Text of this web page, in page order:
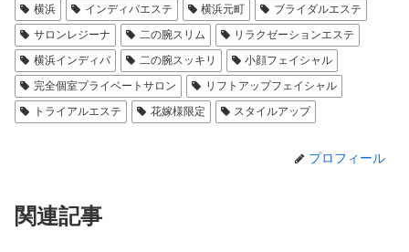
横浜 インディバエステ 横浜元町
ブライダルエステ
サロンレジーナ
二の腕スリム
リラクゼーションエステ
横浜インディバ
二の腕スッキリ
小顔フェイシャル
完全個室プライベートサロン
リフトアップフェイシャル
トライアルエステ
花嫁様限定 スタイルアップ
プロフィール
関連記事